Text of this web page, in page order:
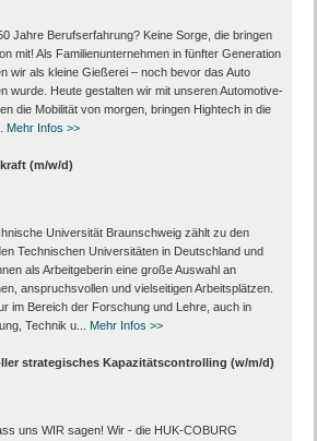
Jahre Berufserfahrung? Keine Sorge, die bringen
mit! Als Familienunternehmen in fünfter Generation
wir als kleine Gießerei – noch bevor das Auto
wurde. Heute gestalten wir mit unseren Automotive-
die Mobilität von morgen, bringen Hightech in die
Mehr Infos >>
(m/w/d)
Universität Braunschweig zählt zu den
Technischen Universitäten in Deutschland und
als Arbeit­geberin eine große Auswahl an
anspruchsvollen und vielseitigen Arbeits­plätzen.
im Bereich der Forschung und Lehre, auch in
Technik u...
Mehr Infos >>
strategisches Kapazitätscontrolling (w/m/d)
uns WIR sagen! Wir - die HUK-COBURG